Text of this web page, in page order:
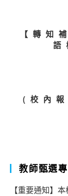
【轉知
語
(校內
教師甄選
【重要通知】